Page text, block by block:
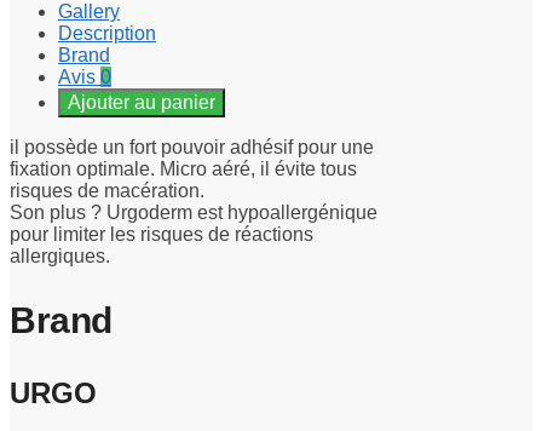
Gallery
Description
Brand
Avis 0
Ajouter au panier
il possède un fort pouvoir adhésif pour une
fixation optimale. Micro aéré, il évite tous
risques de macération.
Son plus ? Urgoderm est hypoallergénique
pour limiter les risques de réactions
allergiques.
Brand
URGO